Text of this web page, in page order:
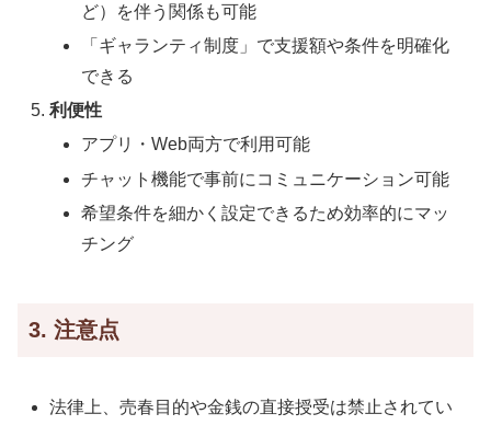
ど）を伴う関係も可能
「ギャランティ制度」で支援額や条件を明確化
できる
利便性
アプリ・Web両方で利用可能
チャット機能で事前にコミュニケーション可能
希望条件を細かく設定できるため効率的にマッ
チング
3. 注意点
法律上、売春目的や金銭の直接授受は禁止されてい